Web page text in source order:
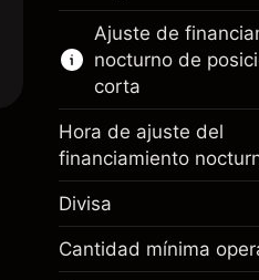
CFD
Margen. Tu
nocturno
Cargos por el valor
Ajuste de
nocturno de
corta
Hora de ajuste del
financiamiento
Divisa
Cantidad mínima